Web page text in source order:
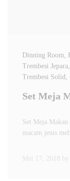
Dinning Room,
Trembesi Jepara
Trembesi Solid ,
Set Meja
Set Meja
macam jenis
Mei 17, 2018 by